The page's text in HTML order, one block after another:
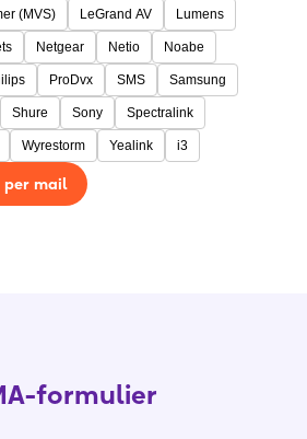
(MVS) LeGrand AV Lumens
Netgear Netio Noabe
ProDvx SMS Samsung
Shure Sony Spectralink
Wyrestorm Yealink i3
per mail
formulier